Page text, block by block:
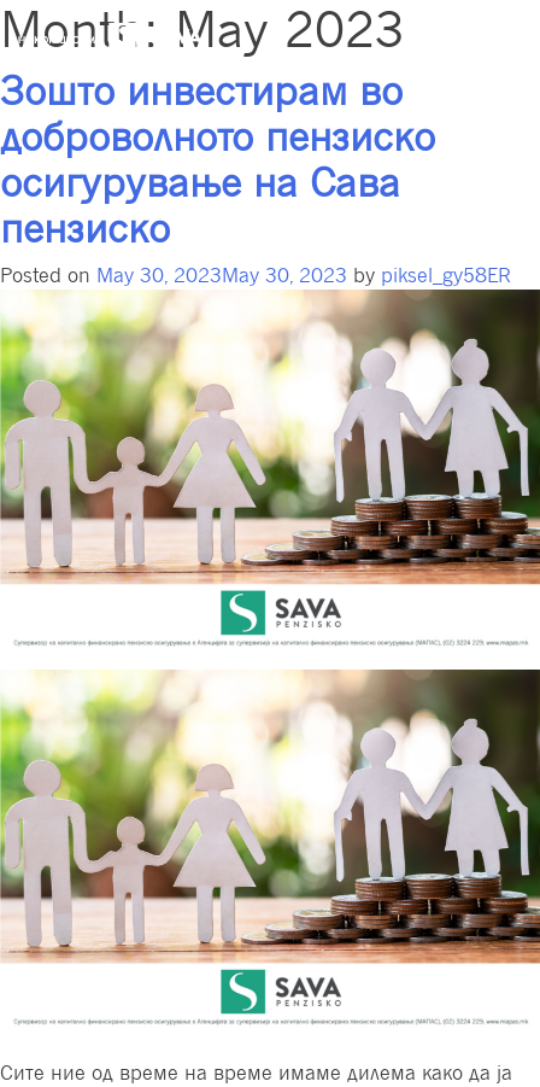
Month: May 2023
Зошто инвестирам во
доброволното пензиско
осигурување на Сава
пензиско
Posted on May 30, 2023May 30, 2023 by piksel_gy58ER
Сите ние од време на време имаме дилема како да ја